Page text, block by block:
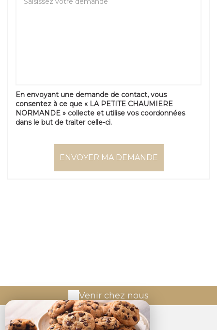
En envoyant une demande de contact, vous
consentez à ce que « LA PETITE CHAUMIERE
NORMANDE » collecte et utilise vos coordonnées
dans le but de traiter celle-ci.
Venir chez nous